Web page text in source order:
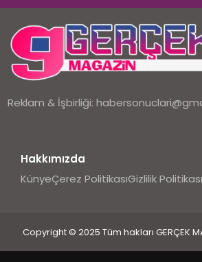
Reklam & İşbirliği:
Hakkımızda
KünyeÇerez PolitikasıGizlilik Politikası
Copyright © 2025 Tüm hakları GERÇEK